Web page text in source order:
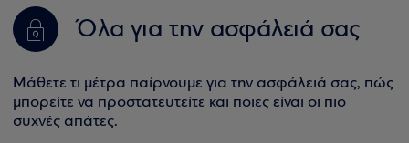
Όλα για την ασφάλειά σας
Μάθετε τι μέτρα παίρνουμε για την ασφάλειά σας, πώς
μπορείτε να προστατευτείτε και ποιες είναι οι πιο
συχνές απάτες.